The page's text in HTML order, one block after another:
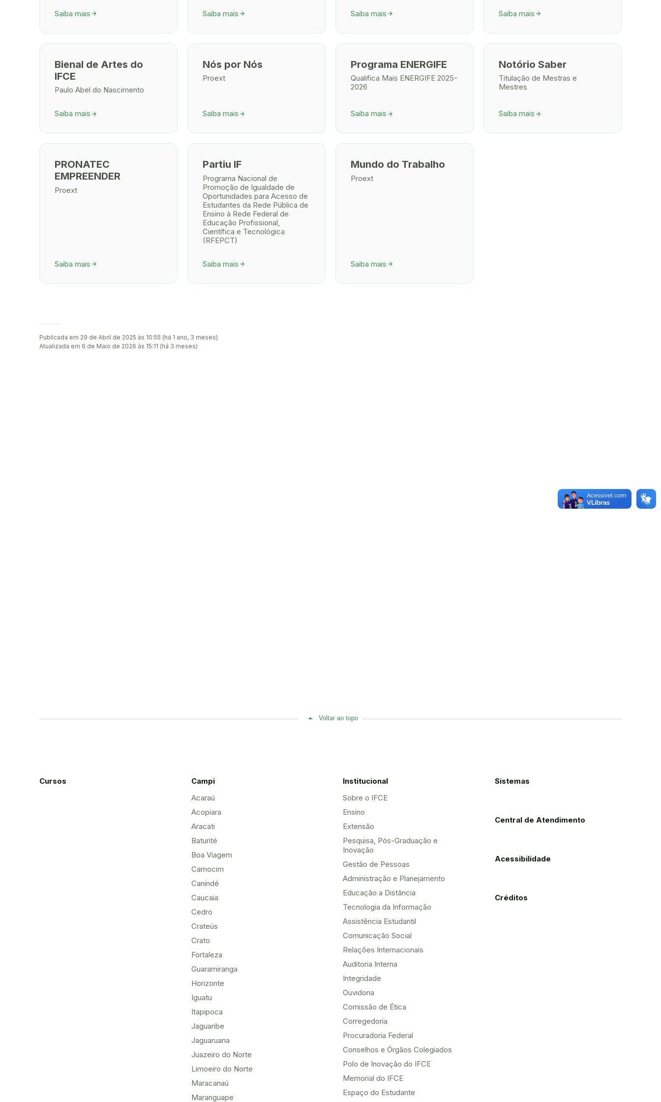
Saiba mais arrow_forward Saiba mais arrow_forward Saiba mais arrow_forward Saiba mais arrow_forward
Bienal de Artes do
IFCE
Paulo Abel do Nascimento
Saiba mais arrow_forward
Nós por Nós
Proext
Saiba mais arrow_forward
Programa ENERGIFE
Qualifica Mais ENERGIFE 2025-
2026
Saiba mais arrow_forward
Notório Saber
Titulação de Mestras e
Mestres
Saiba mais arrow_forward
PRONATEC
EMPREENDER
Proext
Saiba mais arrow_forward
Partiu IF
Programa Nacional de
Promoção de Igualdade de
Oportunidades para Acesso de
Estudantes da Rede Pública de
Ensino à Rede Federal de
Educação Profissional,
Científica e Tecnológica
(RFEPCT)
Saiba mais arrow_forward
Mundo do Trabalho
Proext
Saiba mais arrow_forward
Publicada em 29 de Abril de 2025 às 10:55 (há 1 ano, 3 meses)
Atualizada em 6 de Maio de 2026 às 15:11 (há 3 meses)
Voltar ao topo
Cursos
Campi
Acaraú
Acopiara
Aracati
Baturité
Boa Viagem
Camocim
Canindé
Caucaia
Cedro
Crateús
Crato
Fortaleza
Guaramiranga
Horizonte
Iguatu
Itapipoca
Jaguaribe
Jaguaruana
Juazeiro do Norte
Limoeiro do Norte
Maracanaú
Maranguape
Institucional
Sobre o IFCE
Ensino
Extensão
Pesquisa, Pós-Graduação e
Inovação
Gestão de Pessoas
Administração e Planejamento
Educação a Distância
Tecnologia da Informação
Assistência Estudantil
Comunicação Social
Relações Internacionais
Auditoria Interna
Integridade
Ouvidoria
Comissão de Ética
Corregedoria
Procuradoria Federal
Conselhos e Órgãos Colegiados
Polo de Inovação do IFCE
Memorial do IFCE
Espaço do Estudante
Sistemas
Central de Atendimento
Acessibilidade
Créditos